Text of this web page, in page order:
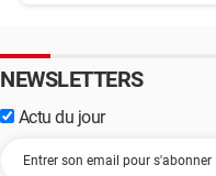
NEWSLETTERS
Actu du jour